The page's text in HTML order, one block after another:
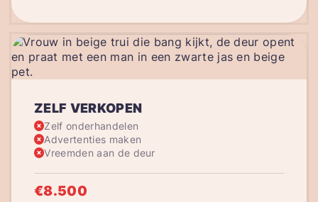
ZELF VERKOPEN
Zelf onderhandelen
Advertenties maken
Vreemden aan de deur
€8.500